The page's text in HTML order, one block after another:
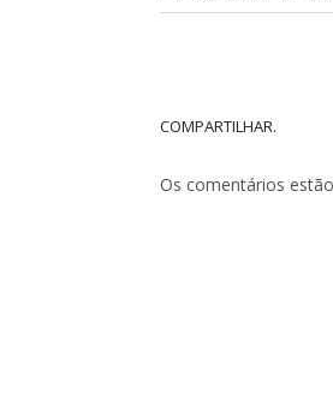
COMPARTILHAR.
Os comentários